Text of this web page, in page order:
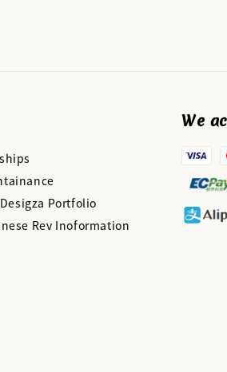
Portfolio
Rev Inoformation
We